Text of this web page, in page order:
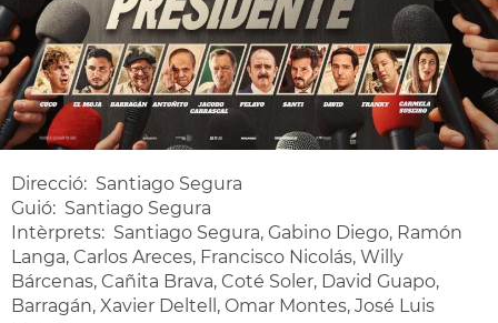
Direcció: Santiago Segura
Guió: Santiago Segura
Intèrprets: Santiago Segura, Gabino Diego, Ramón
Langa, Carlos Areces, Francisco Nicolás, Willy
Bárcenas, Cañita Brava, Coté Soler, David Guapo,
Barragán, Xavier Deltell, Omar Montes, José Luis